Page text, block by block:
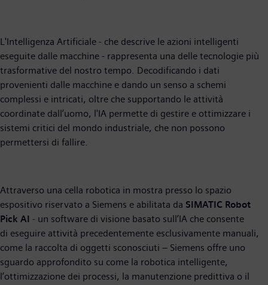
L'Intelligenza Artificiale - che descrive le azioni intelligenti
eseguite dalle macchine - rappresenta una delle tecnologie più
trasformative del nostro tempo. Decodificando i dati
provenienti dalle macchine e dando un senso a schemi
complessi e intricati, oltre che supportando le attività
coordinate dall’uomo, l'IA permette di gestire e ottimizzare i
sistemi critici del mondo industriale, che non possono
permettersi di fallire.
Attraverso una cella robotica in mostra presso lo spazio
espositivo riservato a Siemens e abilitata da SIMATIC Robot
Pick AI - un software di visione basato sull’IA che consente
di eseguire attività precedentemente esclusivamente manuali,
come la raccolta di oggetti sconosciuti – Siemens offre uno
sguardo approfondito su come la robotica intelligente,
l’ottimizzazione dei processi, la manutenzione predittiva o il